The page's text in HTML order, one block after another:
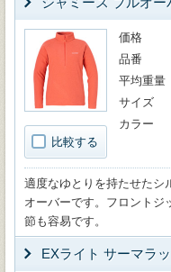
比較する
価格
品番
平均重量
サイズ
カラー
適度なゆとりを持たせたシ
オーバーです。フロントジ
節も容易です。
EXライト サーマラ